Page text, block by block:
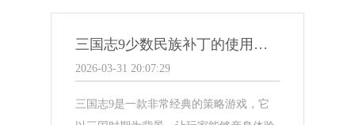
三国志9少数民族补丁的使用指南
2026-03-31 20:07:29
三国志9是一款非常经典的策略游戏，它